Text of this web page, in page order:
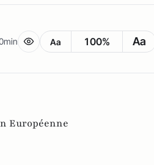
Aa 100% Aa
Européenne